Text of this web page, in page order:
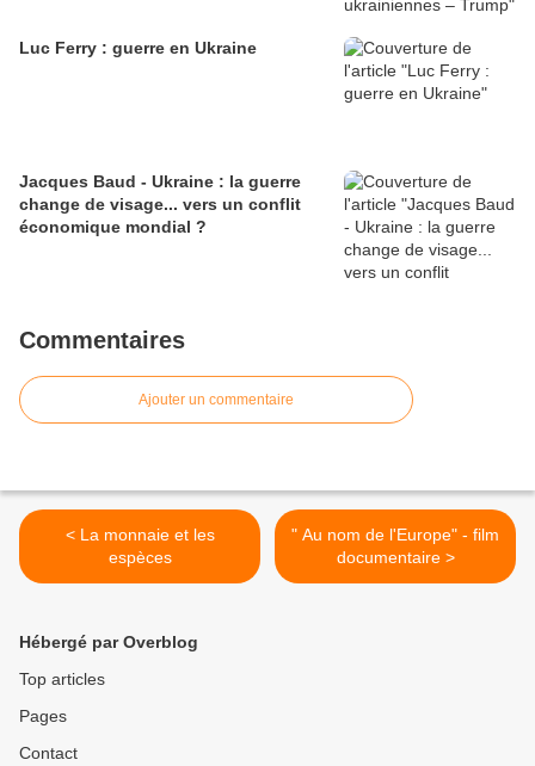
Luc Ferry : guerre en Ukraine
Jacques Baud - Ukraine : la guerre
change de visage... vers un conflit
économique mondial ?
Commentaires
Ajouter un commentaire
< La monnaie et les
espèces
" Au nom de l'Europe" - film
documentaire >
Hébergé par Overblog
Top articles
Pages
Contact